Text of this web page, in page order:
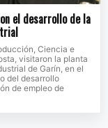
el desarrollo de la
Ciencia e
visitaron la planta
de Garín, en el
del desarrollo
de empleo de